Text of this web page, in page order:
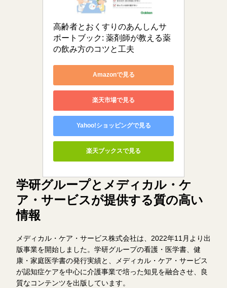
高齢者とおくすりのあんしんサ
ポートブック: 薬剤師が教える薬
の飲み方のコツと工夫
Amazonで見る
楽天市場で見る
Yahoo!ショッピングで見る
楽天ブックスで見る
学研グループとメディカル・ケ
ア・サービスが提供する質の高い
情報
メディカル・ケア・サービス株式会社は、2022年11月より出
版事業を開始しました。学研グループの看護・医学書、健
康・家庭医学書の発行実績と、メディカル・ケア・サービス
が認知症ケアを中心に介護事業で培った知見を融合させ、良
質なコンテンツを出版しています。